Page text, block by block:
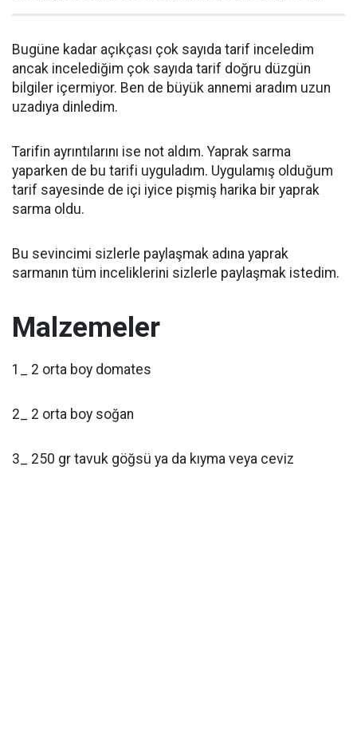
Bugüne kadar açıkçası çok sayıda tarif inceledim
ancak incelediğim çok sayıda tarif doğru düzgün
bilgiler içermiyor. Ben de büyük annemi aradım uzun
uzadıya dinledim.
Tarifin ayrıntılarını ise not aldım. Yaprak sarma
yaparken de bu tarifi uyguladım. Uygulamış olduğum
tarif sayesinde de içi iyice pişmiş harika bir yaprak
sarma oldu.
Bu sevincimi sizlerle paylaşmak adına yaprak
sarmanın tüm inceliklerini sizlerle paylaşmak istedim.
Malzemeler
1_ 2 orta boy domates
2_ 2 orta boy soğan
3_ 250 gr tavuk göğsü ya da kıyma veya ceviz